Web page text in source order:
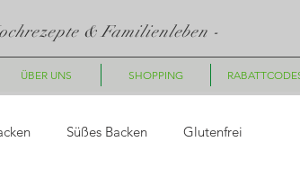
& Familienleben -
ÜBER UNS SHOPPING
Süßes Backen Glutenfrei